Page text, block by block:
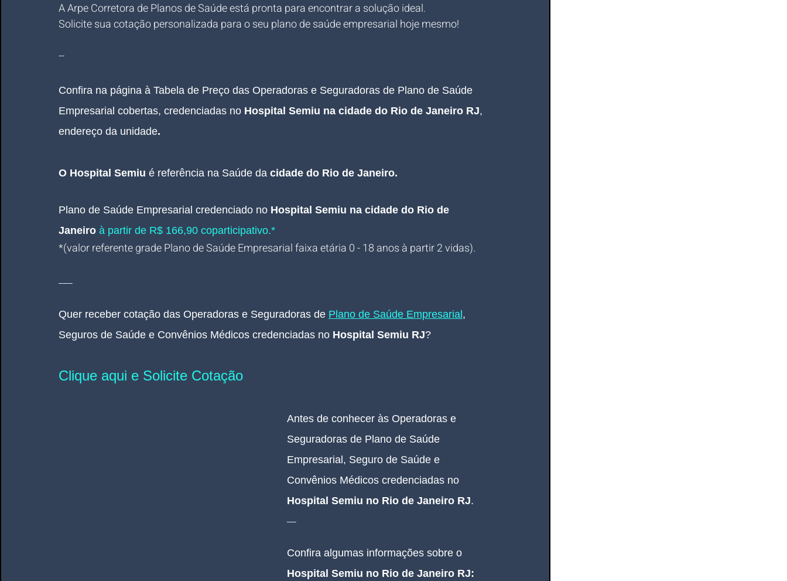
A Arpe Corretora de Planos de Saúde está pronta para encontrar a solução ideal.
Solicite sua cotação personalizada para o seu plano de saúde empresarial hoje mesmo!
--
Confira na página à Tabela de Preço das Operadoras e Seguradoras de Plano de Saúde
Empresarial cobertas, credenciadas no Hospital Semiu na cidade do Rio de Janeiro RJ,
endereço da unidade.
O Hospital Semiu é referência na Saúde da cidade do Rio de Janeiro.
Plano de Saúde Empresarial credenciado no Hospital Semiu na cidade do Rio de
Janeiro à partir de R$ 166,90 coparticipativo.*
*(valor referente grade Plano de Saúde Empresarial faixa etária 0 - 18 anos à partir 2 vidas).
___
Quer receber cotação das Operadoras e Seguradoras de Plano de Saúde Empresarial ,
Seguros de Saúde e Convênios Médicos credenciadas no Hospital Semiu RJ?
Clique aqui e Solicite Cotação
Antes de conhecer às Operadoras e
Seguradoras de Plano de Saúde
Empresarial, Seguro de Saúde e
Convênios Médicos credenciadas no
Hospital Semiu no Rio de Janeiro RJ.
__
Confira algumas informações sobre o
Hospital Semiu no Rio de Janeiro RJ: